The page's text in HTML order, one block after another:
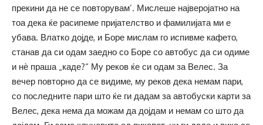
прекини да не се повторувам’. Мислеше најверојатно на
тоа дека ќе расипеме пријателство и фамилијата ми е
убава. Влатко дојде, и Боре мислам го испивме кафето,
станав да си одам заедно со Боре со автобус да си одиме
и нѐ праша „каде?“ Му реков ќе си одам за Велес. За
вечер повторно да се видиме, му реков дека немам пари,
со последните пари што ќе ги дадам за автобуски карти за
Велес, дека нема да можам да дојдам и немам со што да